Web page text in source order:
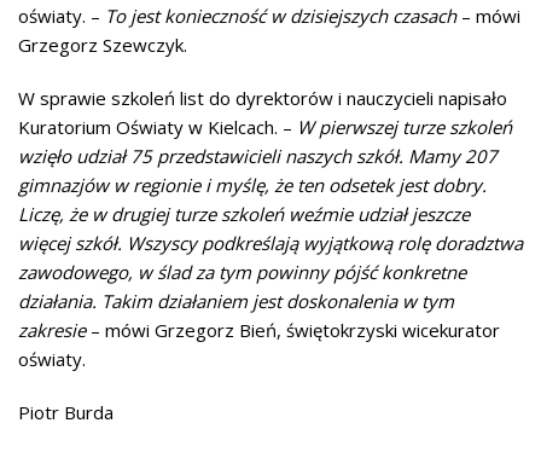
oświaty. – To jest konieczność w dzisiejszych czasach– mówi
Grzegorz Szewczyk.
W sprawie szkoleń list do dyrektorów i nauczycieli napisało
Kuratorium Oświaty w Kielcach. – W pierwszej turze szkoleń
wzięło udział 75 przedstawicieli naszych szkół. Mamy 207
gimnazjów w regionie i myślę, że ten odsetek jest dobry.
Liczę, że w drugiej turze szkoleń weźmie udział jeszcze
więcej szkół. Wszyscy podkreślają wyjątkową rolę doradztwa
zawodowego, w ślad za tym powinny pójść konkretne
działania. Takim działaniem jest doskonalenia w tym
zakresie– mówi Grzegorz Bień, świętokrzyski wicekurator
oświaty.
Piotr Burda